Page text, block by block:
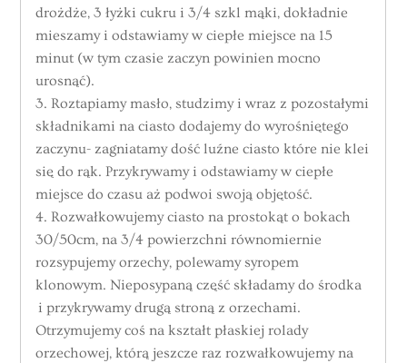
drożdże, 3 łyżki cukru i 3/4 szkl mąki, dokładnie
mieszamy i odstawiamy w ciepłe miejsce na 15
minut (w tym czasie zaczyn powinien mocno
urosnąć).
3. Roztapiamy masło, studzimy i wraz z pozostałymi
składnikami na ciasto dodajemy do wyrośniętego
zaczynu- zagniatamy dość luźne ciasto które nie klei
się do rąk. Przykrywamy i odstawiamy w ciepłe
miejsce do czasu aż podwoi swoją objętość.
4. Rozwałkowujemy ciasto na prostokąt o bokach
30/50cm, na 3/4 powierzchni równomiernie
rozsypujemyorzechy, polewamy syropem
klonowym. Nieposypaną część składamy do środka
i przykrywamy drugą stroną z orzechami.
Otrzymujemy coś na kształt płaskiej rolady
orzechowej, którą jeszcze raz rozwałkowujemy na